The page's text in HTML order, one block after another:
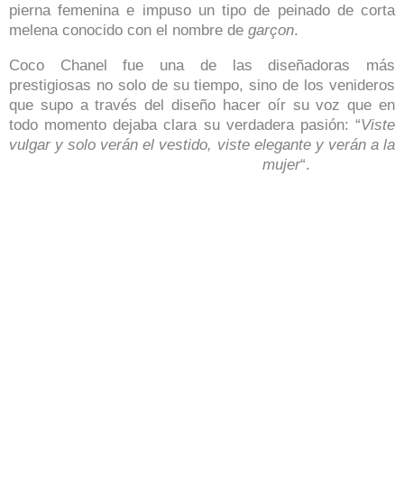
pierna femenina e impuso un tipo de peinado de corta
melena conocido con el nombre de garçon.
Coco Chanel fue una de las diseñadoras más
prestigiosas no solo de su tiempo, sino de los venideros
que supo a través del diseño hacer oír su voz que en
todo momento dejaba clara su verdadera pasión: “Viste
vulgar y solo verán el vestido, viste elegante y verán a la
mujer“.